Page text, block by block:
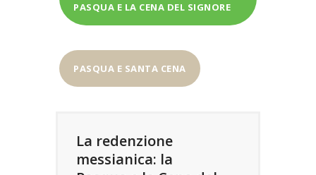
PASQUA E LA CENA DEL SIGNORE
PASQUA E SANTA CENA
La redenzione
messianica: la